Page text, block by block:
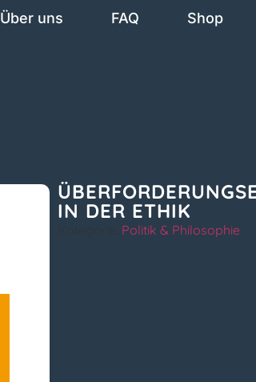
Über uns FAQ Shop
IN DER ETHIK
Politik & Philosophie